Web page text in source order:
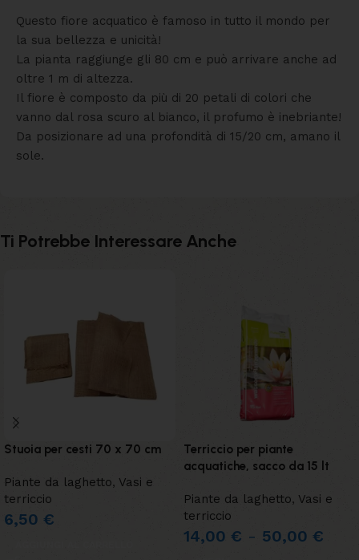
Questo fiore acquatico è famoso in tutto il mondo per
la sua bellezza e unicità!
La pianta raggiunge gli 80 cm e può arrivare anche ad
oltre 1 m di altezza.
Il fiore è composto da più di 20 petali di colori che
vanno dal rosa scuro al bianco, il profumo è inebriante!
Da posizionare ad una profondità di 15/20 cm, amano il
sole.
Ti Potrebbe Interessare Anche
Stuoia per cesti 70 x 70 cm
Piante da laghetto, Vasi e
terriccio
6,50 €
Terriccio per piante
acquatiche, sacco da 15 lt
Piante da laghetto, Vasi e
terriccio
14,00 € - 50,00 €